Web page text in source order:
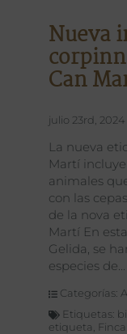
Nueva
Can
julio 23rd, 2024
La nueva
Martí
animales
con las
de la nova
Martí En
Gelida, se
especies de
Categorías:
Etiquetas:
etiqueta